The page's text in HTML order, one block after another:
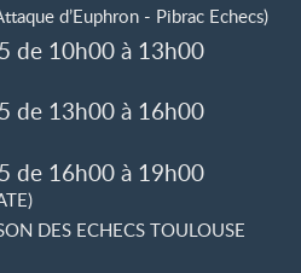
d’Euphron - Pibrac Echecs)
de 10h00 à 13h00
de 13h00 à 16h00
de 16h00 à 19h00
DES ECHECS TOULOUSE